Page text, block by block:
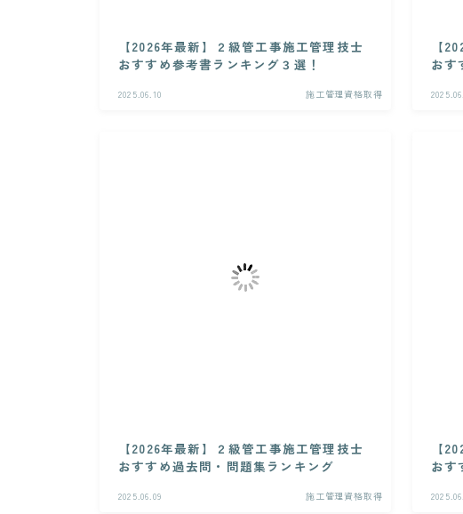
【2026年最新】２級管工事施工管理技士
おすすめ参考書ランキング３選！
2025.06.10 施工管理資格取得
【
おす
【2026年最新】２級管工事施工管理技士
おすすめ過去問・問題集ランキング
2025.06.09 施工管理資格取得
【
おす